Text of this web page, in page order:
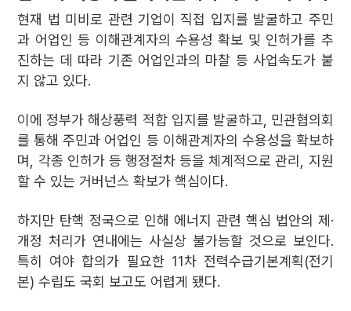
현재 법 미비로 관련 기업이 직접 입지를 발굴하고 주민
과 어업인 등 이해관계자의 수용성 확보 및 인허가를 추
진하는 데 따라 기존 어업인과의 마찰 등 사업속도가 붙
지 않고 있다.
이에 정부가 해상풍력 적합 입지를 발굴하고, 민관협의회
를 통해 주민과 어업인 등 이해관계자의 수용성을 확보하
며, 각종 인허가 등 행정절차 등을 체계적으로 관리, 지원
할 수 있는 거버넌스 확보가 핵심이다.
하지만 탄핵 정국으로 인해 에너지 관련 핵심 법안의 제·
개정 처리가 연내에는 사실상 불가능할 것으로 보인다.
특히 여야 합의가 필요한 11차 전력수급기본계획(전기
본) 수립도 국회 보고도 어렵게 됐다.